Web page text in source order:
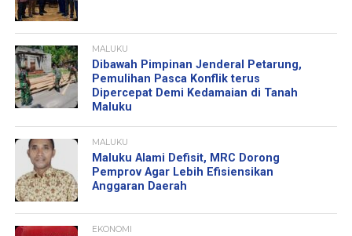
MALUKU
Dibawah Pimpinan Jenderal Petarung,
Pemulihan Pasca Konflik terus
Dipercepat Demi Kedamaian di Tanah
Maluku
MALUKU
Maluku Alami Defisit, MRC Dorong
Pemprov Agar Lebih Efisiensikan
Anggaran Daerah
EKONOMI